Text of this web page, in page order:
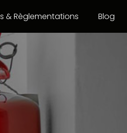
& Règlementations Blog